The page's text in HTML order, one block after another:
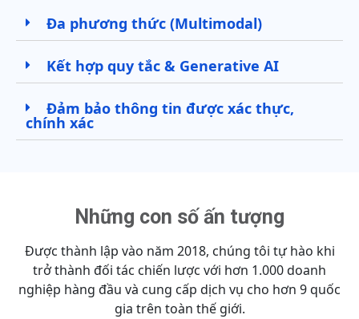
Đa phương thức (Multimodal)
Kết hợp quy tắc & Generative AI
Đảm bảo thông tin được xác thực,
chính xác
Những con số ấn tượng
Được thành lập vào năm 2018, chúng tôi tự hào khi
trở thành đối tác chiến lược với hơn 1.000 doanh
nghiệp hàng đầu và cung cấp dịch vụ cho hơn 9 quốc
gia trên toàn thế giới.